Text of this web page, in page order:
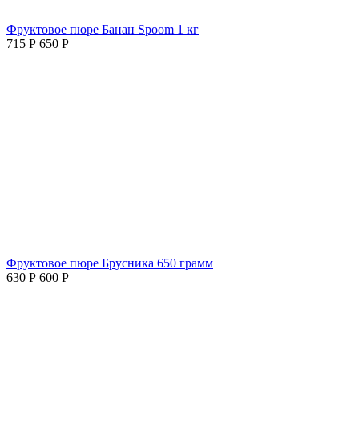
Фруктовое пюре Банан Spoom 1 кг
715 Р 650 Р
Фруктовое пюре Брусника 650 грамм
630 Р 600 Р